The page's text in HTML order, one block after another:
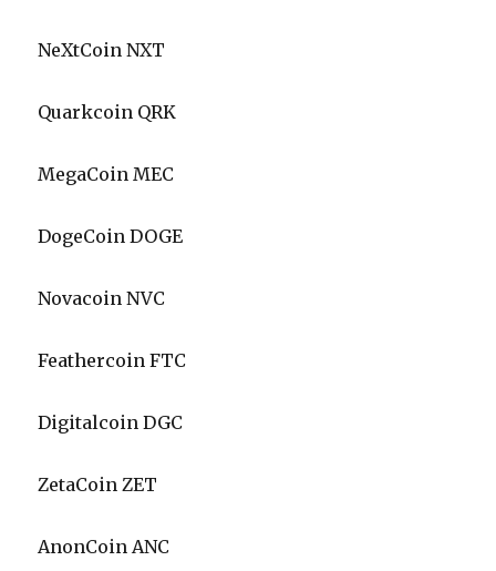
NeXtCoin NXT
Quarkcoin QRK
MegaCoin MEC
DogeCoin DOGE
Novacoin NVC
Feathercoin FTC
Digitalcoin DGC
ZetaCoin ZET
AnonCoin ANC